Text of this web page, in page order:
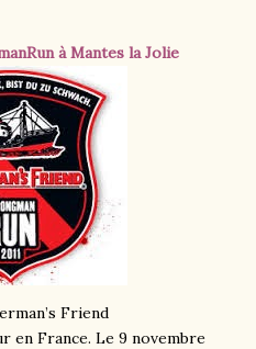
à Mantes la Jolie
Friend
en France. Le 9 novembre